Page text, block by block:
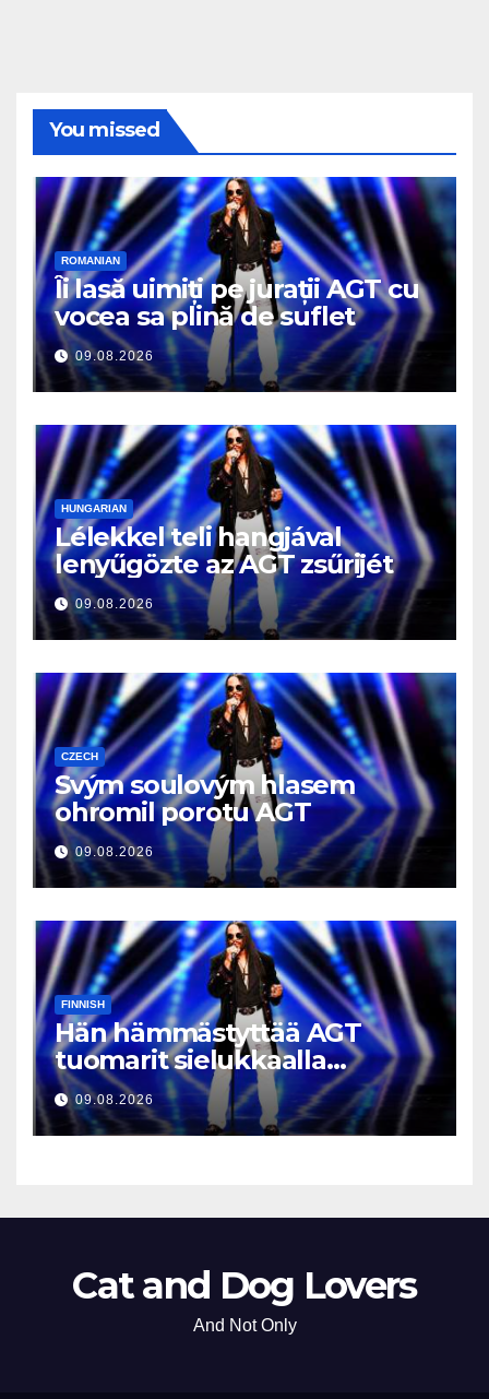
You missed
ROMANIAN
Îi lasă uimiți pe jurații AGT cu
vocea sa plină de suflet
09.08.2026
HUNGARIAN
Lélekkel teli hangjával
lenyűgözte az AGT zsűrijét
09.08.2026
CZECH
Svým soulovým hlasem
ohromil porotu AGT
09.08.2026
FINNISH
Hän hämmästyttää AGT
tuomarit sielukkaalla
äänellään
09.08.2026
Cat and Dog Lovers
And Not Only